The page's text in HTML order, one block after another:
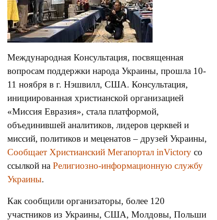
Международная Консультация, посвященная
вопросам поддержки народа Украины, прошла 10-
11 ноября в г. Нэшвилл, США. Консультация,
инициированная христианской организацией
«Миссия Евразия», стала платформой,
объединившей аналитиков, лидеров церквей и
миссий, политиков и меценатов – друзей Украины,
Сообщает Христианский Мегапортал inVictory со
ссылкой на Религиозно-информационную службу
Украины.
Как сообщили организаторы, более 120
участников из Украины, США, Молдовы, Польши